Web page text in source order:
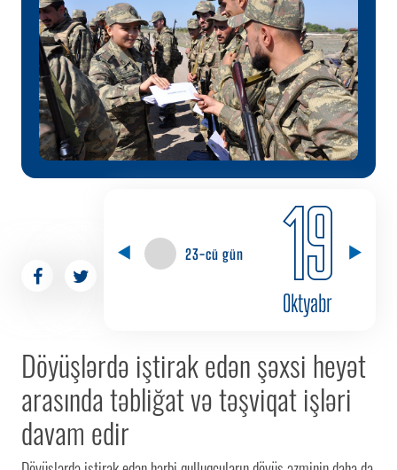
23-cü gün 19
Oktyabr
Döyüşlərdə iştirak edən şəxsi heyət
arasında təbliğat və təşviqat işləri
davam edir